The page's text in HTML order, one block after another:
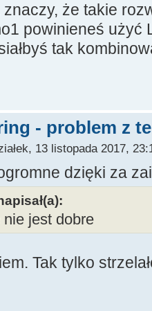
że takie
powinieneś użyć
tak
- problem z
13 listopada 2017,
dzięki za
jest dobre
Tak tylko